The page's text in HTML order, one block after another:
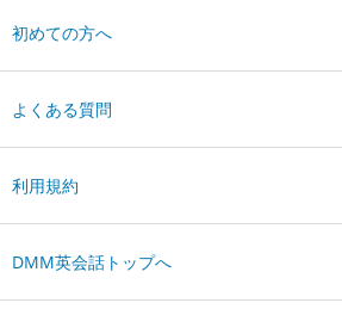
初めての方へ
よくある質問
利用規約
DMM英会話トップへ